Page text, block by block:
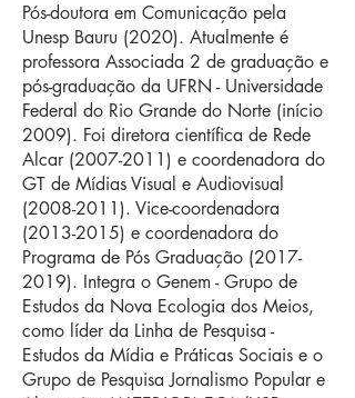
Pós-doutora em Comunicação pela
Unesp Bauru (2020). Atualmente é
professora Associada 2 de graduação e
pós-graduação da UFRN - Universidade
Federal do Rio Grande do Norte (início
2009). Foi diretora científica de Rede
Alcar (2007-2011) e coordenadora do
GT de Mídias Visual e Audiovisual
(2008-2011). Vice-coordenadora
(2013-2015) e coordenadora do
Programa de Pós Graduação (2017-
2019). Integra o Genem - Grupo de
Estudos da Nova Ecologia dos Meios,
como líder da Linha de Pesquisa -
Estudos da Mídia e Práticas Sociais e o
Grupo de Pesquisa Jornalismo Popular e